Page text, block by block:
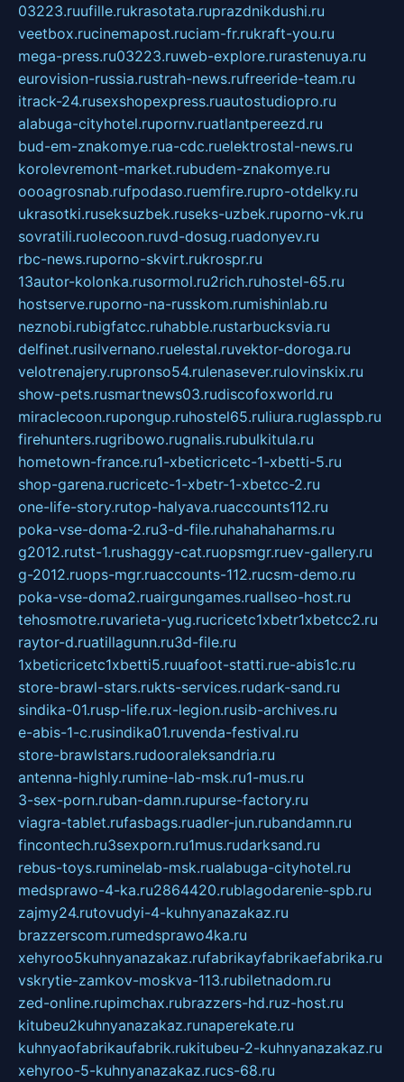
03223.ruufille.rukrasotata.ruprazdnikdushi.ru
veetbox.rucinemapost.ruciam-fr.rukraft-you.ru
mega-press.ru03223.ruweb-explore.rurastenuya.ru
eurovision-russia.rustrah-news.rufreeride-team.ru
itrack-24.rusexshopexpress.ruautostudiopro.ru
alabuga-cityhotel.rupornv.ruatlantpereezd.ru
bud-em-znakomye.rua-cdc.ruelektrostal-news.ru
korolevremont-market.rubudem-znakomye.ru
oooagrosnab.rufpodaso.ruemfire.rupro-otdelky.ru
ukrasotki.ruseksuzbek.ruseks-uzbek.ruporno-vk.ru
sovratili.ruolecoon.ruvd-dosug.ruadonyev.ru
rbc-news.ruporno-skvirt.rukrospr.ru
13autor-kolonka.rusormol.ru2rich.ruhostel-65.ru
hostserve.ruporno-na-russkom.rumishinlab.ru
neznobi.rubigfatcc.ruhabble.rustarbucksvia.ru
delfinet.rusilvernano.ruelestal.ruvektor-doroga.ru
velotrenajery.rupronso54.rulenasever.rulovinskix.ru
show-pets.rusmartnews03.rudiscofoxworld.ru
miraclecoon.rupongup.ruhostel65.ruliura.ruglasspb.ru
firehunters.rugribowo.rugnalis.rubulkitula.ru
hometown-france.ru1-xbeticricetc-1-xbetti-5.ru
shop-garena.rucricetc-1-xbetr-1-xbetcc-2.ru
one-life-story.rutop-halyava.ruaccounts112.ru
poka-vse-doma-2.ru3-d-file.ruhahahaharms.ru
g2012.rutst-1.rushaggy-cat.ruopsmgr.ruev-gallery.ru
g-2012.ruops-mgr.ruaccounts-112.rucsm-demo.ru
poka-vse-doma2.ruairgungames.ruallseo-host.ru
tehosmotre.ruvarieta-yug.rucricetc1xbetr1xbetcc2.ru
raytor-d.ruatillagunn.ru3d-file.ru
1xbeticricetc1xbetti5.ruuafoot-statti.rue-abis1c.ru
store-brawl-stars.rukts-services.rudark-sand.ru
sindika-01.rusp-life.rux-legion.rusib-archives.ru
e-abis-1-c.rusindika01.ruvenda-festival.ru
store-brawlstars.rudooraleksandria.ru
antenna-highly.rumine-lab-msk.ru1-mus.ru
3-sex-porn.ruban-damn.rupurse-factory.ru
viagra-tablet.rufasbags.ruadler-jun.rubandamn.ru
fincontech.ru3sexporn.ru1mus.rudarksand.ru
rebus-toys.ruminelab-msk.rualabuga-cityhotel.ru
medsprawo-4-ka.ru2864420.rublagodarenie-spb.ru
zajmy24.rutovudyi-4-kuhnyanazakaz.ru
brazzerscom.rumedsprawo4ka.ru
xehyroo5kuhnyanazakaz.rufabrikayfabrikaefabrika.ru
vskrytie-zamkov-moskva-113.rubiletnadom.ru
zed-online.rupimchax.rubrazzers-hd.ruz-host.ru
kitubeu2kuhnyanazakaz.runaperekate.ru
kuhnyaofabrikaufabrik.rukitubeu-2-kuhnyanazakaz.ru
xehyroo-5-kuhnyanazakaz.rucs-68.ru